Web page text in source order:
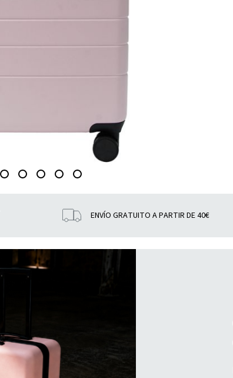
ENVÍO GRATUITO A PARTIR DE 40€